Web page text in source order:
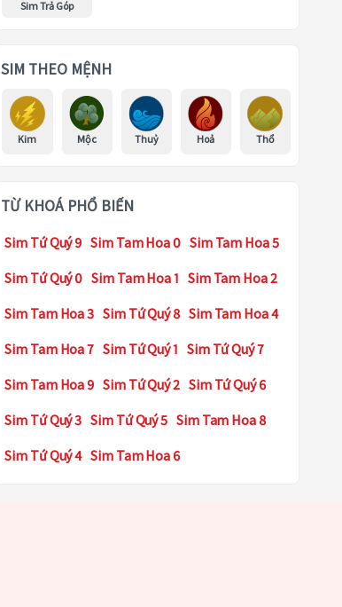
Sim Trả Góp
SIM THEO MỆNH
Kim Mộc Thuỷ Hoả Thổ
TỪ KHOÁ PHỔ BIẾN
Sim Tứ Quý 9 Sim Tam Hoa 0 Sim Tam Hoa 5
Sim Tứ Quý 0 Sim Tam Hoa 1 Sim Tam Hoa 2
Sim Tam Hoa 3 Sim Tứ Quý 8 Sim Tam Hoa 4
Sim Tam Hoa 7 Sim Tứ Quý 1 Sim Tứ Quý 7
Sim Tam Hoa 9 Sim Tứ Quý 2 Sim Tứ Quý 6
Sim Tứ Quý 3 Sim Tứ Quý 5 Sim Tam Hoa 8
Sim Tứ Quý 4 Sim Tam Hoa 6